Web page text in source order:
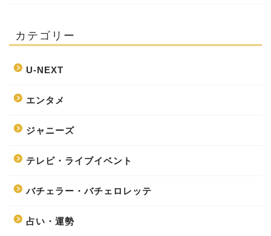
カテゴリー
U-NEXT
エンタメ
ジャニーズ
テレビ・ライブイベント
バチェラー・バチェロレッテ
占い・運勢